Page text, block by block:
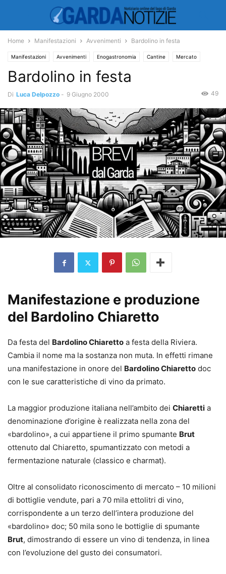
Home Manifestazioni Avvenimenti Bardolino in festa
Manifestazioni Avvenimenti Enogastronomia Cantine Mercato
Bardolino in festa
Di Luca Delpozzo - 9 Giugno 2000 49
Manifestazione e produzione
del Bardolino Chiaretto
Da festa del Bardolino Chiaretto a festa della Riviera.
Cambia il nome ma la sostanza non muta. In effetti rimane
una manifestazione in onore del Bardolino Chiaretto doc
con le sue caratteristiche di vino da primato.
La maggior produzione italiana nell’ambito dei Chiaretti a
denominazione d’origine è realizzata nella zona del
«bardolino», a cui appartiene il primo spumante Brut
ottenuto dal Chiaretto, spumantizzato con metodi a
fermentazione naturale (classico e charmat).
Oltre al consolidato riconoscimento di mercato – 10 milioni
di bottiglie vendute, pari a 70 mila ettolitri di vino,
corrispondente a un terzo dell’intera produzione del
«bardolino» doc; 50 mila sono le bottiglie di spumante
Brut, dimostrando di essere un vino di tendenza, in linea
con l’evoluzione del gusto dei consumatori.